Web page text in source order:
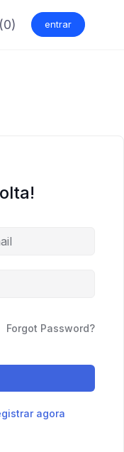
(0) entrar
Forgot Password?
agora